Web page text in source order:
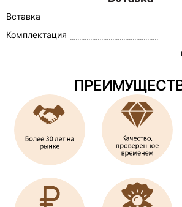
Вставка
Комплектация